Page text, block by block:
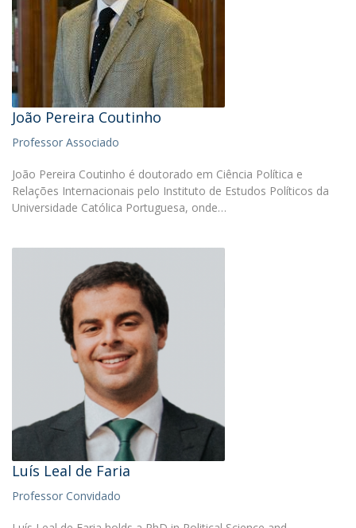
João Pereira Coutinho
Professor Associado
João Pereira Coutinho é doutorado em Ciência Política e
Relações Internacionais pelo Instituto de Estudos Políticos da
Universidade Católica Portuguesa, onde…
Luís Leal de Faria
Professor Convidado